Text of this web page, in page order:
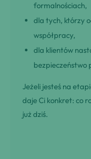
formalnościach,
dla tych, którzy
współpracy,
dla klientów
bezpieczeństwo
Jeżeli jesteś na
daje Ci konkret: co
już dziś.